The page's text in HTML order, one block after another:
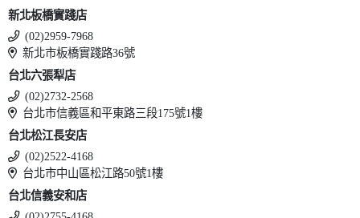
新北板橋實踐店
(02)2959-7968
新北市板橋實踐路36號
台北六張犁店
(02)2732-2568
台北市信義區和平東路三段175號1樓
台北松江長安店
(02)2522-4168
台北市中山區松江路50號1樓
台北信義安和店